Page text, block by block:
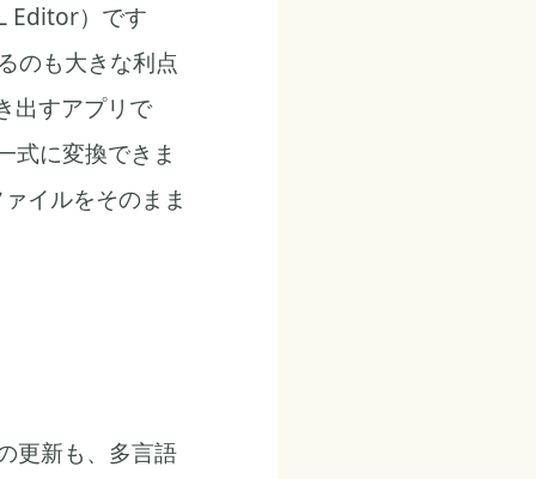
Editor）です
のも大きな利点
出すアプリで
式に変換できま
イルをそのまま
更新も、多言語